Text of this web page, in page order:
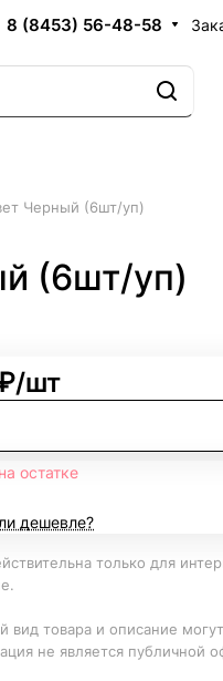
8 (8453) 56-48-58
Черный (6шт/уп)
(6шт/уп)
шт
остатке
дешевле?
только для
вид товара и описание
не является публичной